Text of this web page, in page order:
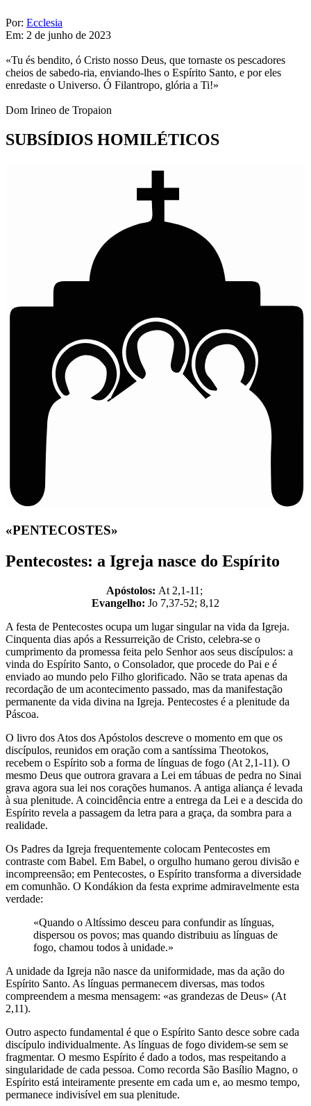
Por: Ecclesia
Em: 2 de junho de 2023
«Tu és bendito, ó Cristo nosso Deus, que tornaste os pescadores
cheios de sabedo-ria, enviando-lhes o Espírito Santo, e por eles
enredaste o Universo. Ó Filantropo, glória a Ti!»
Dom Irineo de Tropaion​
SUBSÍDIOS HOMILÉTICOS​
«PENTECOSTES»
Pentecostes: a Igreja nasce do Espírito
Apóstolos: At 2,1-11;
Evangelho: Jo 7,37-52; 8,12
A festa de Pentecostes ocupa um lugar singular na vida da Igreja.
Cinquenta dias após a Ressurreição de Cristo, celebra-se o
cumprimento da promessa feita pelo Senhor aos seus discípulos: a
vinda do Espírito Santo, o Consolador, que procede do Pai e é
enviado ao mundo pelo Filho glorificado. Não se trata apenas da
recordação de um acontecimento passado, mas da manifestação
permanente da vida divina na Igreja. Pentecostes é a plenitude da
Páscoa.
O livro dos Atos dos Apóstolos descreve o momento em que os
discípulos, reunidos em oração com a santíssima Theotokos,
recebem o Espírito sob a forma de línguas de fogo (At 2,1-11). O
mesmo Deus que outrora gravara a Lei em tábuas de pedra no Sinai
grava agora sua lei nos corações humanos. A antiga aliança é levada
à sua plenitude. A coincidência entre a entrega da Lei e a descida do
Espírito revela a passagem da letra para a graça, da sombra para a
realidade.
Os Padres da Igreja frequentemente colocam Pentecostes em
contraste com Babel. Em Babel, o orgulho humano gerou divisão e
incompreensão; em Pentecostes, o Espírito transforma a diversidade
em comunhão. O Kondákion da festa exprime admiravelmente esta
verdade:
«Quando o Altíssimo desceu para confundir as línguas,
dispersou os povos; mas quando distribuiu as línguas de
fogo, chamou todos à unidade.»
A unidade da Igreja não nasce da uniformidade, mas da ação do
Espírito Santo. As línguas permanecem diversas, mas todos
compreendem a mesma mensagem: «as grandezas de Deus» (At
2,11).
Outro aspecto fundamental é que o Espírito Santo desce sobre cada
discípulo individualmente. As línguas de fogo dividem-se sem se
fragmentar. O mesmo Espírito é dado a todos, mas respeitando a
singularidade de cada pessoa. Como recorda São Basílio Magno, o
Espírito está inteiramente presente em cada um e, ao mesmo tempo,
permanece indivisível em sua plenitude.